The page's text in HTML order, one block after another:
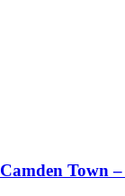
Camden Town